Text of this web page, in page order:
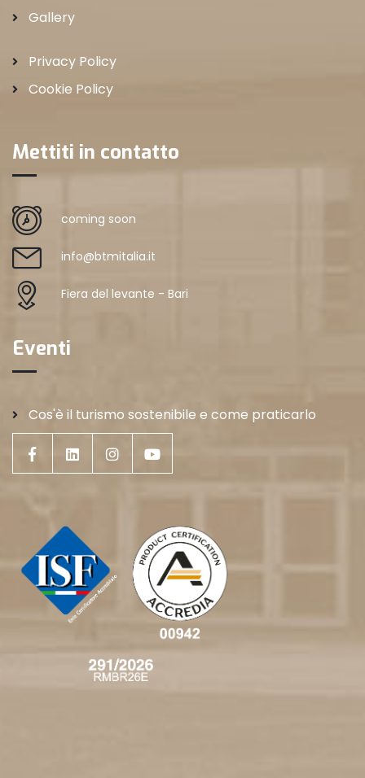
Gallery
Privacy Policy
Cookie Policy
Mettiti in contatto
coming soon
info@btmitalia.it
Fiera del levante - Bari
Eventi
Cos'è il turismo sostenibile e come praticarlo